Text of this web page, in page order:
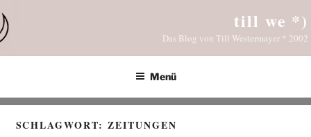
Inhalt
springen
till we *)
Das Blog von Till Westermayer * 2002
Menü
SCHLAGWORT:ZEITUNGEN